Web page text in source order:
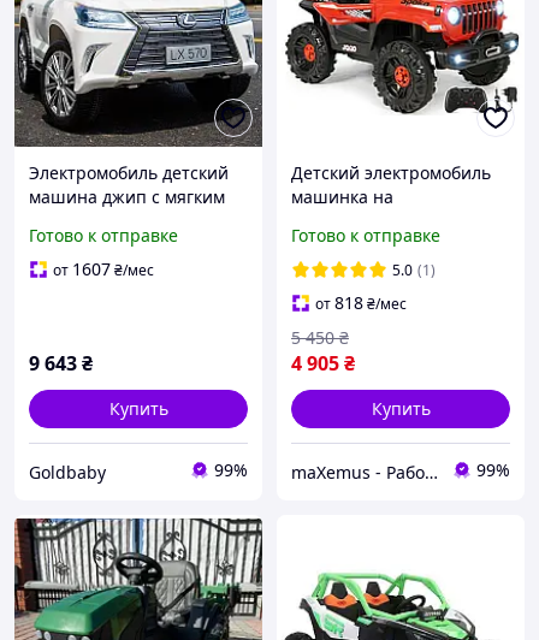
Электромобиль детский
машина джип с мягким
6140EBLR-1)
Готово к отправке
от 1607₴/мес
9 643₴
Купить
Goldbaby 99%
Детский электромобиль
машинка на
V80 Красный с пультом
управления (12V, 2
мотора, музыка, свет)
Готово к отправке
5.0 (1)
от818₴/мес
4 905₴
5 450 ₴
Купить
maXemus - Работаем по максимуму 99%